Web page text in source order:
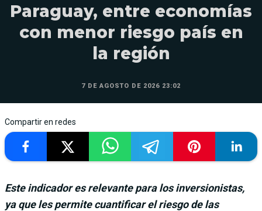
Paraguay, entre economías
con menor riesgo país en
la región
7 DE AGOSTO DE 2026 23:02
Compartir en redes
Este indicador es relevante para los inversionistas,
ya que les permite cuantificar el riesgo de las